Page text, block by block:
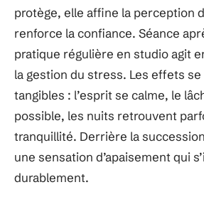
protège, elle affine la perception
renforce la confiance. Séance
pratique régulière en studio agit
la gestion du stress. Les effets
tangibles : l’esprit se calme, le
possible, les nuits retrouvent
tranquillité. Derrière la
une sensation d’apaisement qui
durablement.